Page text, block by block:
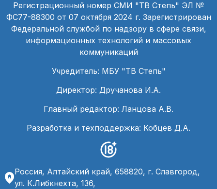
Регистрационный номер СМИ "ТВ Степь" ЭЛ №
ФС77-88300 от 07 октября 2024 г. Зарегистрирован
Федеральной службой по надзору в сфере связи,
информационных технологий и массовых
коммуникаций
Учредитель: МБУ "ТВ Степь"
Директор: Дручанова И.А.
Главный редактор: Ланцова А.В.
Разработка и техподдержка: Кобцев Д.А.
Россия, Алтайский край, 658820, г. Славгород,
ул. К.Либкнехта, 136,